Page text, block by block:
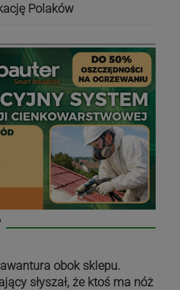
Polaków
obok sklepu.
słyszał, że ktoś ma nóż